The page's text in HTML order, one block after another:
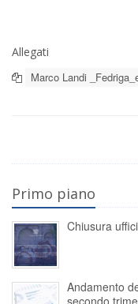
Allegati
Marco Landi
Primo piano
Chiusura
Andamento
secondo